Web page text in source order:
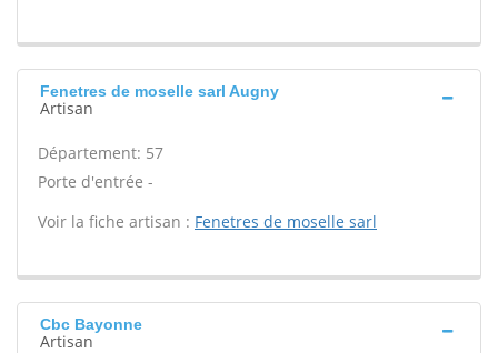
Fenetres de moselle sarl Augny
Artisan
Département: 57
Porte d'entrée -
Voir la fiche artisan : Fenetres de moselle sarl
Cbc Bayonne
Artisan